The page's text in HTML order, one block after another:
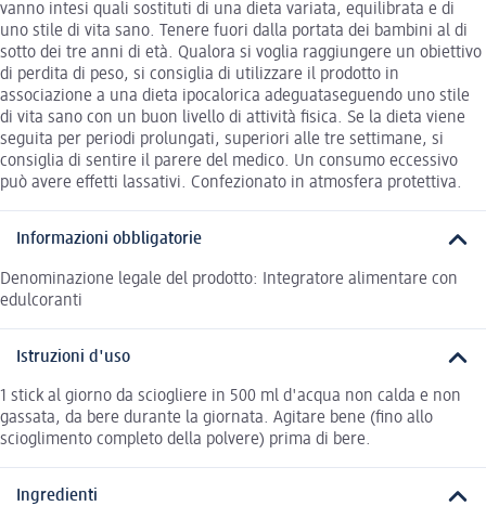
vanno intesi quali sostituti di una dieta variata, equilibrata e di
uno stile di vita sano. Tenere fuori dalla portata dei bambini al di
sotto dei tre anni di età. Qualora si voglia raggiungere un obiettivo
di perdita di peso, si consiglia di utilizzare il prodotto in
associazione a una dieta ipocalorica adeguataseguendo uno stile
di vita sano con un buon livello di attività fisica. Se la dieta viene
seguita per periodi prolungati, superiori alle tre settimane, si
consiglia di sentire il parere del medico. Un consumo eccessivo
può avere effetti lassativi. Confezionato in atmosfera protettiva.
Informazioni obbligatorie
Denominazione legale del prodotto: Integratore alimentare con
edulcoranti
Istruzioni d'uso
1 stick al giorno da sciogliere in 500 ml d'acqua non calda e non
gassata, da bere durante la giornata. Agitare bene (fino allo
scioglimento completo della polvere) prima di bere.
Ingredienti